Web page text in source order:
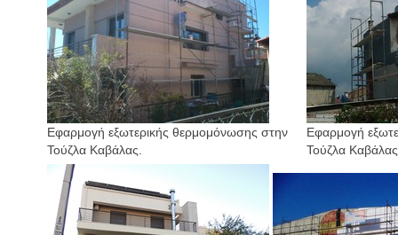
Εφαρμογή εξωτερικής θερμομόνωσης στην
Τούζλα Καβάλας.
Εφαρμογή
Τούζλα